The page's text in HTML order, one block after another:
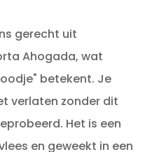
gerecht uit
Ahogada, wat
betekent. Je
verlaten zonder dit
Het is een
en geweekt in een